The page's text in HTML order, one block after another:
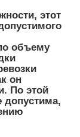
этот
объему
он
По этой
допустима,